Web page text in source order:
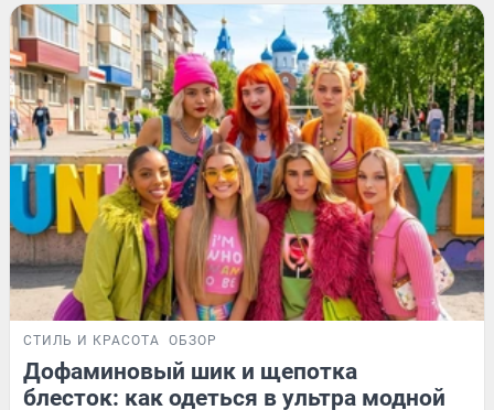
СТИЛЬ И КРАСОТА ОБЗОР
Дофаминовый шик и щепотка
блесток: как одеться в ультра модной